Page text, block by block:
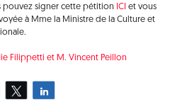
pouvez signer cette pétition ICI et vous
à Mme la Ministre de la Culture et
Filippetti et M. Vincent Peillon
Partagez Tweetez